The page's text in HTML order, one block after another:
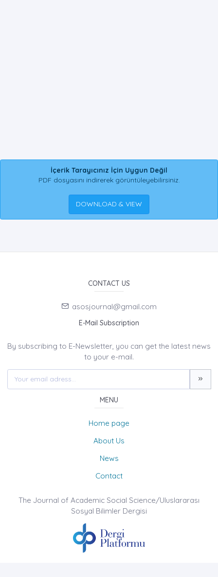
İçerik Tarayıcınız İçin Uygun Değil
PDF dosyasını indirerek görüntüleyebilirsiniz.
DOWNLOAD & VIEW
CONTACT US
asosjournal@gmail.com
E-Mail Subscription
By subscribing to E-Newsletter, you can get the latest news
to your e-mail.
MENU
Home page
About Us
News
Contact
The Journal of Academic Social Science/Uluslararası
Sosyal Bilimler Dergisi